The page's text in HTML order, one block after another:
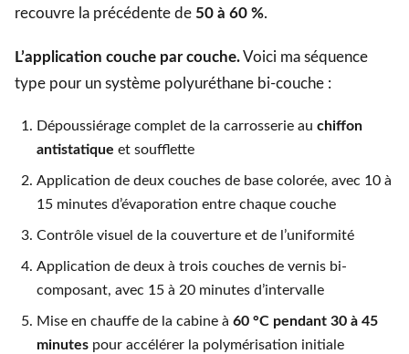
recouvre la précédente de 50 à 60 %.
L’application couche par couche.Voici ma séquence
type pour un système polyuréthane bi-couche :
Dépoussiérage complet de la carrosserie au chiffon
antistatique et soufflette
Application de deux couches de base colorée, avec 10 à
15 minutes d’évaporation entre chaque couche
Contrôle visuel de la couverture et de l’uniformité
Application de deux à trois couches de vernis bi-
composant, avec 15 à 20 minutes d’intervalle
Mise en chauffe de la cabine à 60 °C pendant 30 à 45
minutes pour accélérer la polymérisation initiale